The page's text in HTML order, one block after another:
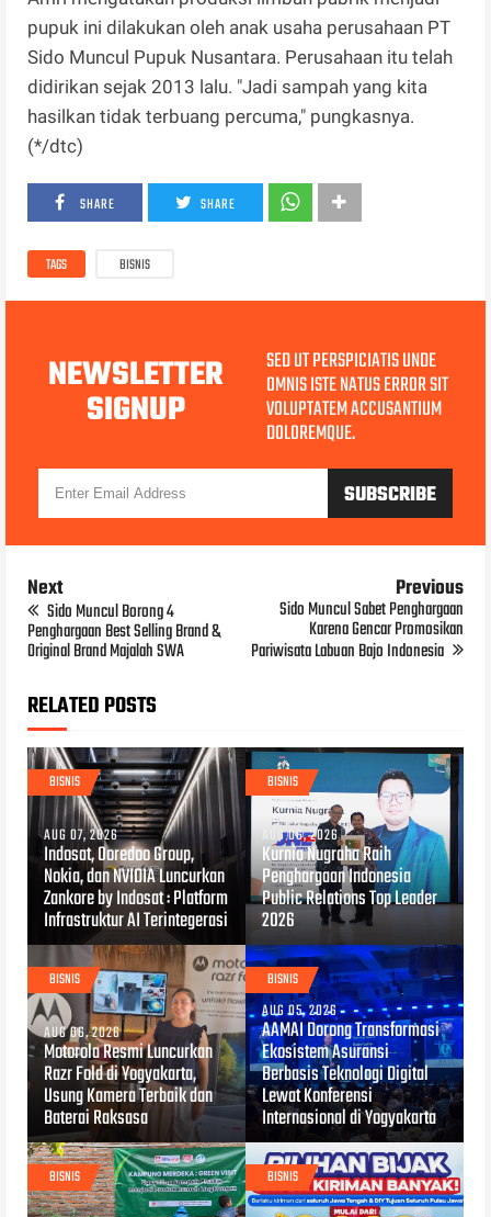
pupuk ini dilakukan oleh anak usaha perusahaan PT
Sido Muncul Pupuk Nusantara. Perusahaan itu telah
didirikan sejak 2013 lalu. "Jadi sampah yang kita
hasilkan tidak terbuang percuma," pungkasnya.
(*/dtc)
SHARE SHARE
TAGS BISNIS
NEWSLETTER
SIGNUP
SED UT PERSPICIATIS UNDE
OMNIS ISTE NATUS ERROR SIT
VOLUPTATEM ACCUSANTIUM
DOLOREMQUE.
Next
Sido Muncul Borong 4
Penghargaan Best Selling Brand &
Original Brand Majalah SWA
Previous
Sido Muncul Sabet Penghargaan
Karena Gencar Promosikan
Pariwisata Labuan Bajo Indonesia
RELATED POSTS
BISNIS
AUG 07, 2026
Indosat, Ooredoo Group,
Nokia, dan NVIDIA Luncurkan
Zankore by Indosat : Platform
Infrastruktur AI Terintegerasi
BISNIS
AUG 06, 2026
Kurnia Nugraha Raih
Penghargaan Indonesia
Public Relations Top Leader
2026
BISNIS
AUG 06, 2026
Motorola Resmi Luncurkan
Razr Fold di Yogyakarta,
Usung Kamera Terbaik dan
Baterai Raksasa
BISNIS
AUG 05, 2026
AAMAI Dorong Transformasi
Ekosistem Asuransi
Berbasis Teknologi Digital
Lewat Konferensi
Internasional di Yogyakarta
BISNIS BISNIS